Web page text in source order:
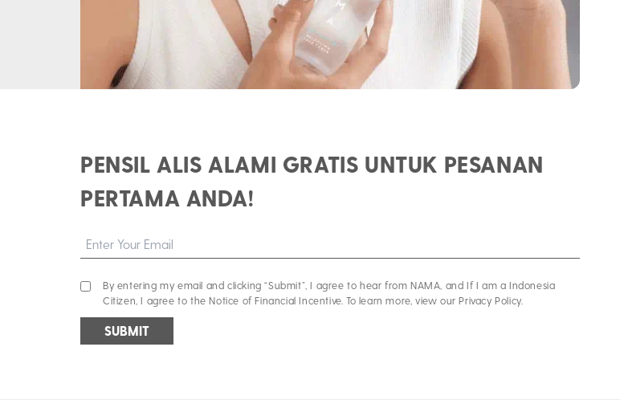
PENSIL ALIS ALAMI GRATIS UNTUK PESANAN
PERTAMA ANDA!
By entering my email and clicking “Submit”, I agree to hear from NAMA, and If I am a Indonesia
Citizen, I agree to the Notice of Financial Incentive. To learn more, view our Privacy Policy.
SUBMIT